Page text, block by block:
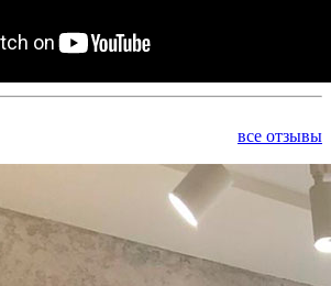
все отзывы